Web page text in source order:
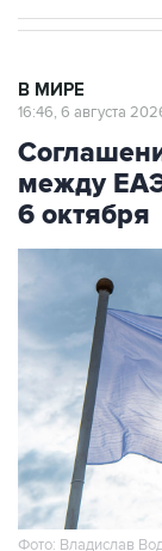
В МИРЕ
16:46, 6 августа
между
6 октября
Фото: Владислав